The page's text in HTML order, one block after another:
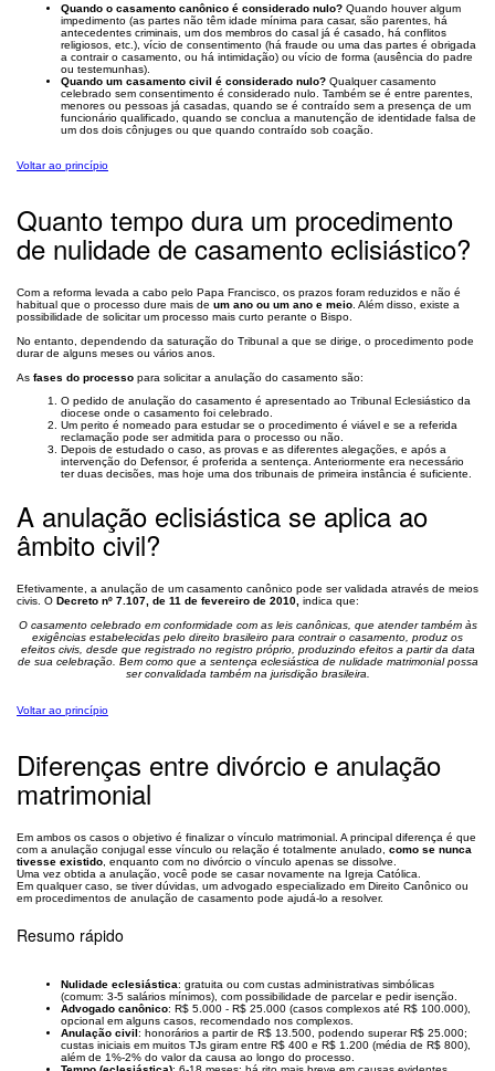
Quando o casamento canônico é considerado nulo? Quando houver algum
impedimento (as partes não têm idade mínima para casar, são parentes, há
antecedentes criminais, um dos membros do casal já é casado, há conflitos
religiosos, etc.), vício de consentimento (há fraude ou uma das partes é obrigada
a contrair o casamento, ou há intimidação) ou vício de forma (ausência do padre
ou testemunhas).
Quando um casamento civil é considerado nulo? Qualquer casamento
celebrado sem consentimento é considerado nulo. Também se é entre parentes,
menores ou pessoas já casadas, quando se é contraído sem a presença de um
funcionário qualificado, quando se conclua a manutenção de identidade falsa de
um dos dois cônjuges ou que quando contraído sob coação.
Voltar ao princípio
Quanto tempo dura um procedimento
de nulidade de casamento eclisiástico?
Com a reforma levada a cabo pelo Papa Francisco, os prazos foram reduzidos e não é
habitual que o processo dure mais de um ano ou um ano e meio . Além disso, existe a
possibilidade de solicitar um processo mais curto perante o Bispo.
No entanto, dependendo da saturação do Tribunal a que se dirige, o procedimento pode
durar de alguns meses ou vários anos.
As fases do processo para solicitar a anulação do casamento são:
O pedido de anulação do casamento é apresentado ao Tribunal Eclesiástico da
diocese onde o casamento foi celebrado.
Um perito é nomeado para estudar se o procedimento é viável e se a referida
reclamação pode ser admitida para o processo ou não.
Depois de estudado o caso, as provas e as diferentes alegações, e após a
intervenção do Defensor, é proferida a sentença. Anteriormente era necessário
ter duas decisões, mas hoje uma dos tribunais de primeira instância é suficiente.
A anulação eclisiástica se aplica ao
âmbito civil?
Efetivamente, a anulação de um casamento canônico pode ser validada através de meios
civis. O Decreto nº 7.107, de 11 de fevereiro de 2010, indica que:
O casamento celebrado em conformidade com as leis canônicas, que atender também às
exigências estabelecidas pelo direito brasileiro para contrair o casamento, produz os
efeitos civis, desde que registrado no registro próprio, produzindo efeitos a partir da data
de sua celebração. Bem como que a sentença eclesiástica de nulidade matrimonial possa
ser convalidada também na jurisdição brasileira.
Voltar ao princípio
Diferenças entre divórcio e anulação
matrimonial
Em ambos os casos o objetivo é finalizar o vínculo matrimonial. A principal diferença é que
com a anulação conjugal esse vínculo ou relação é totalmente anulado, como se nunca
tivesse existido , enquanto com no divórcio o vínculo apenas se dissolve.
Uma vez obtida a anulação, você pode se casar novamente na Igreja Católica.
Em qualquer caso, se tiver dúvidas, um advogado especializado em Direito Canônico ou
em procedimentos de anulação de casamento pode ajudá-lo a resolver.
Resumo rápido
Nulidade eclesiástica: gratuita ou com custas administrativas simbólicas
(comum: 3-5 salários mínimos), com possibilidade de parcelar e pedir isenção.
Advogado canônico: R$ 5.000 - R$ 25.000 (casos complexos até R$ 100.000),
opcional em alguns casos, recomendado nos complexos.
Anulação civil: honorários a partir de R$ 13.500, podendo superar R$ 25.000;
custas iniciais em muitos TJs giram entre R$ 400 e R$ 1.200 (média de R$ 800),
além de 1%-2% do valor da causa ao longo do processo.